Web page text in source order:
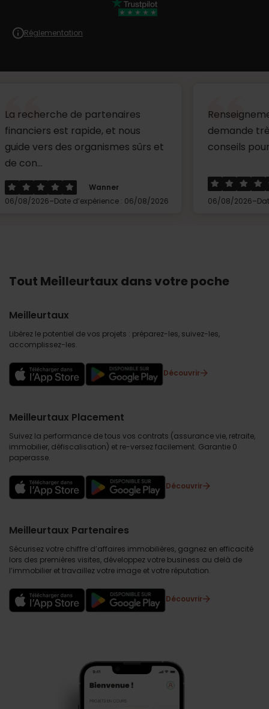
Réglementation
de partenaires
rapide, et nous
organismes sûrs et
Wanner
Date d’expérience : 06/08/2026
Renseignements au
demande très clairs
conseils pour la suite....
Loreaux
06/08/2026
Date
Tout Meilleurtaux dans votre poche
Meilleurtaux
Libérez le potentiel de vos projets : préparez-les, suivez-les,
accomplissez-les.
Découvrir
Meilleurtaux Placement
Suivez la performance de tous vos contrats (assurance vie, retraite,
immobilier, défiscalisation) et re-versez facilement. Garantie 0
paperasse.
Découvrir
Meilleurtaux Partenaires
Sécurisez votre chiffre d’affaires immobilières, gagnez en efficacité
lors des premières visites, développez votre business au delà de
l’immobilier et travaillez votre image et votre réputation.
Découvrir